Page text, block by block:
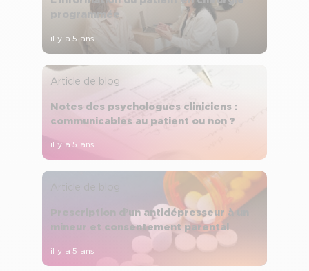
programmée
il y a 5 ans
Article de blog
Notes des psychologues cliniciens :
communicables au patient ou non ?
il y a 5 ans
Prescription d’un antidépresseur à un
mineur et consentement parental
il y a 5 ans